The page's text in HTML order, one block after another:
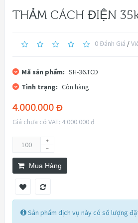
THẢM CÁCH ĐIỆN
0 Đánh Giá /
Mã sản phẩm: SH-36.TCD
Tình trạng: Còn hàng
4.000.000 Đ
Giá chưa có VAT: 4.000.000 đ
Mua Hàng
Sản phẩm dịch vụ này có số lượng